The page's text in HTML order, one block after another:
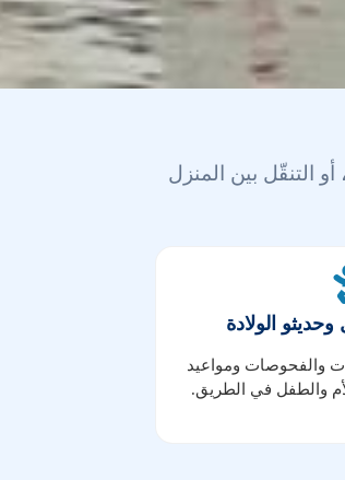
أو التنقّل بين المنزل
الولادة
والفحوصات ومواعيد
والطفل في الطريق.